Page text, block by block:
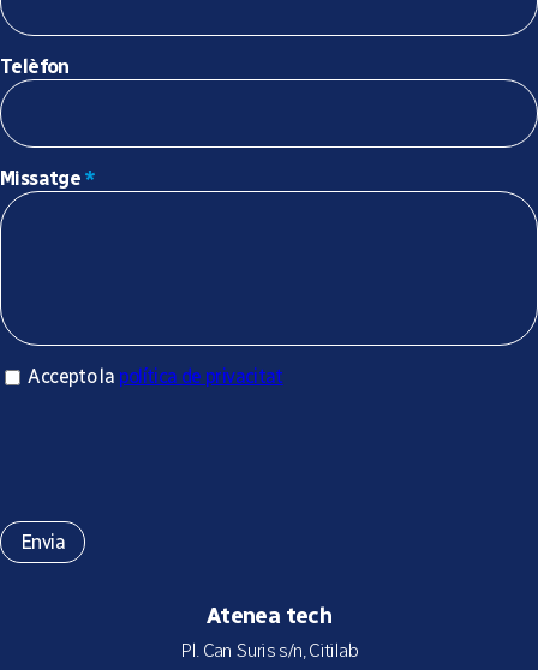
Atenea tech
Pl. Can Suris s/n, Citilab
Telèfon
Missatge *
Accepto la política de privacitat
Accepto la política de privacitat